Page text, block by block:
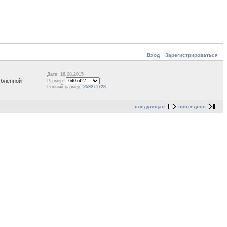
Вход
Зарегистрироваться
Дата: 16.08.2015
Размер:
Полный размер: 2592x1728
следующая последняя